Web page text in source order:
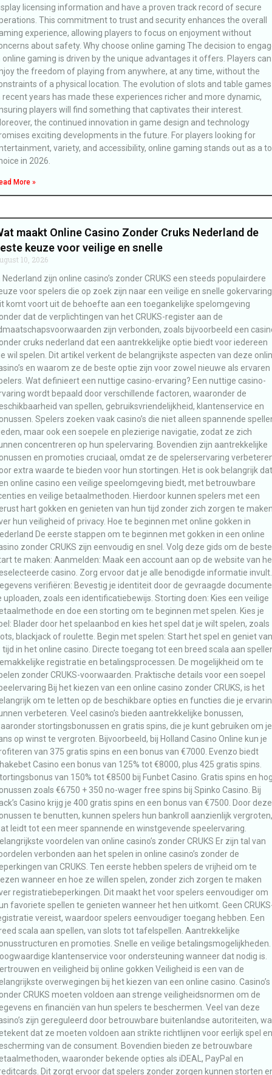
licensing information and have a proven track record of secure
This commitment to trust and security enhances the overall
experience, allowing players to focus on enjoyment without
about safety. Why choose online gaming The decision to
online gaming is driven by the unique advantages it offers. Players can
the freedom of playing from anywhere, at any time, without the
of a physical location. The evolution of slots and table games
recent years has made these experiences richer and more dynamic,
players will find something that captivates their interest.
the continued innovation in game design and technology
exciting developments in the future. For players looking for
variety, and accessibility, online gaming stands out as a
in 2026.
More »
maakt Online Casino Zonder Cruks Nederland de
keuze voor veilige en snelle
10, 2026
Nederland zijn online casino’s zonder CRUKS een steeds populairdere
voor spelers die op zoek zijn naar een veilige en snelle
komt voort uit de behoefte aan een toegankelijke spelomgeving
dat de verplichtingen van het CRUKS-register aan de
zijn verbonden, zoals bijvoorbeeld een
cruks nederland dat een aantrekkelijke optie biedt voor iedereen
wil spelen. Dit artikel verkent de belangrijkste aspecten van deze
en waarom ze de beste optie zijn voor zowel nieuwe als ervaren
Wat definieert een nuttige casino-ervaring? Een nuttige casino-
wordt bepaald door verschillende factoren, waaronder de
van spellen, gebruiksvriendelijkheid, klantenservice en
Spelers zoeken vaak casino’s die niet alleen spannende
maar ook een soepele en plezierige navigatie, zodat ze zich
concentreren op hun spelervaring. Bovendien zijn aantrekkelijke
en promoties cruciaal, omdat ze de spelerservaring
extra waarde te bieden voor hun stortingen. Het is ook belangrijk dat
online casino een veilige speelomgeving biedt, met betrouwbare
en veilige betaalmethoden. Hierdoor kunnen spelers met een
hart gokken en genieten van hun tijd zonder zich zorgen te
hun veiligheid of privacy. Hoe te beginnen met online gokken in
De eerste stappen om te beginnen met gokken in een online
zonder CRUKS zijn eenvoudig en snel. Volg deze gids om de beste
te maken: Aanmelden: Maak een account aan op de website van
casino. Zorg ervoor dat je alle benodigde informatie invult.
verifiëren: Bevestig je identiteit door de gevraagde
uploaden, zoals een identificatiebewijs. Storting doen: Kies een veilige
en doe een storting om te beginnen met spelen. Kies je
Blader door het spelaanbod en kies het spel dat je wilt spelen, zoals
blackjack of roulette. Begin met spelen: Start het spel en geniet van
tijd in het online casino. Directe toegang tot een breed scala aan
registratie en betalingsprocessen. De mogelijkheid om te
zonder CRUKS-voorwaarden. Praktische details voor een soepel
Bij het kiezen van een online casino zonder CRUKS, is het
om te letten op de beschikbare opties en functies die je
verbeteren. Veel casino’s bieden aantrekkelijke bonussen,
stortingsbonussen en gratis spins, die je kunt gebruiken om je
op winst te vergroten. Bijvoorbeeld, bij Holland Casino Online kun je
van 375 gratis spins en een bonus van €7000. Evenzo biedt
Casino een bonus van 125% tot €8000, plus 425 gratis spins.
van 150% tot €8500 bij Funbet Casino. Gratis spins en
zoals €6750 + 350 no-wager free spins bij Spinko Casino. Bij
Casino krijg je 400 gratis spins en een bonus van €7500. Door deze
te benutten, kunnen spelers hun bankroll aanzienlijk vergroten,
leidt tot een meer spannende en winstgevende speelervaring.
voordelen van online casino’s zonder CRUKS Er zijn tal van
verbonden aan het spelen in online casino’s zonder de
van CRUKS. Ten eerste hebben spelers de vrijheid om te
wanneer en hoe ze willen spelen, zonder zich zorgen te maken
registratiebeperkingen. Dit maakt het voor spelers eenvoudiger om
favoriete spellen te genieten wanneer het hen uitkomt. Geen
vereist, waardoor spelers eenvoudiger toegang hebben. Een
scala aan spellen, van slots tot tafelspellen. Aantrekkelijke
en promoties. Snelle en veilige betalingsmogelijkheden.
klantenservice voor ondersteuning wanneer dat nodig is.
en veiligheid bij online gokken Veiligheid is een van de
overwegingen bij het kiezen van een online casino. Casino’s
CRUKS moeten voldoen aan strenge veiligheidsnormen om de
en financiën van hun spelers te beschermen. Veel van deze
zijn gereguleerd door betrouwbare buitenlandse autoriteiten,
dat ze moeten voldoen aan strikte richtlijnen voor eerlijk spel en
van de consument. Bovendien bieden ze betrouwbare
waaronder bekende opties als iDEAL, PayPal en
Dit zorgt ervoor dat spelers zonder zorgen kunnen storten